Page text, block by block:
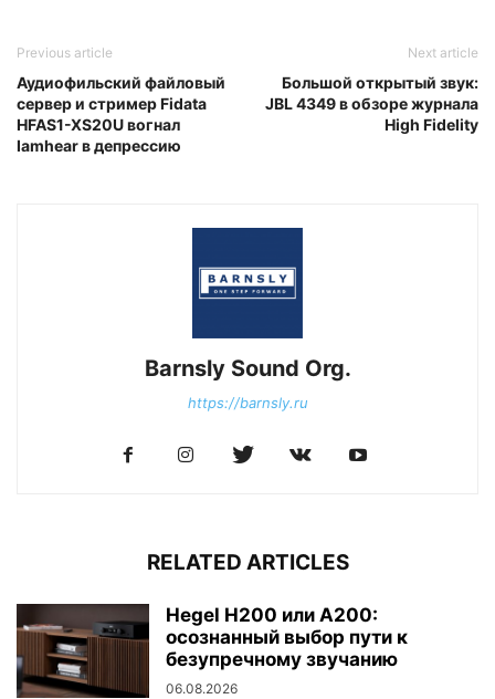
Previous article
Аудиофильский файловый
сервер и стример Fidata
HFAS1-XS20U вогнал
Iamhear в депрессию
Next article
Большой открытый звук:
JBL 4349 в обзоре журнала
High Fidelity
Barnsly Sound Org.
https://barnsly.ru
RELATED ARTICLES
Hegel H200 или A200:
осознанный выбор пути к
безупречному звучанию
06.08.2026